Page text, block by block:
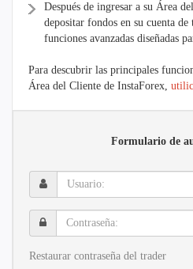
Después de ingresar a su Área
depositar fondos en su cuenta
funciones avanzadas diseñadas
Para descubrir las principales
Área del Cliente de InstaForex,
Formulario de
Usuario:
Contraseña:
Restaurar contraseña del trader